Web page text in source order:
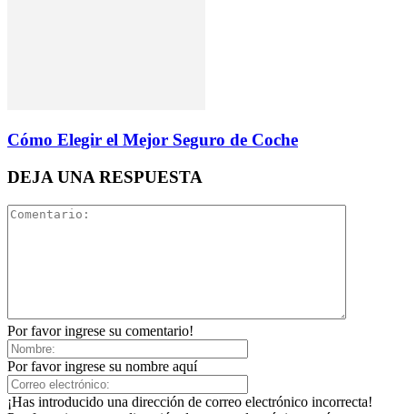
Cómo Elegir el Mejor Seguro de Coche
DEJA UNA RESPUESTA
Por favor ingrese su comentario!
Por favor ingrese su nombre aquí
¡Has introducido una dirección de correo electrónico incorrecta!